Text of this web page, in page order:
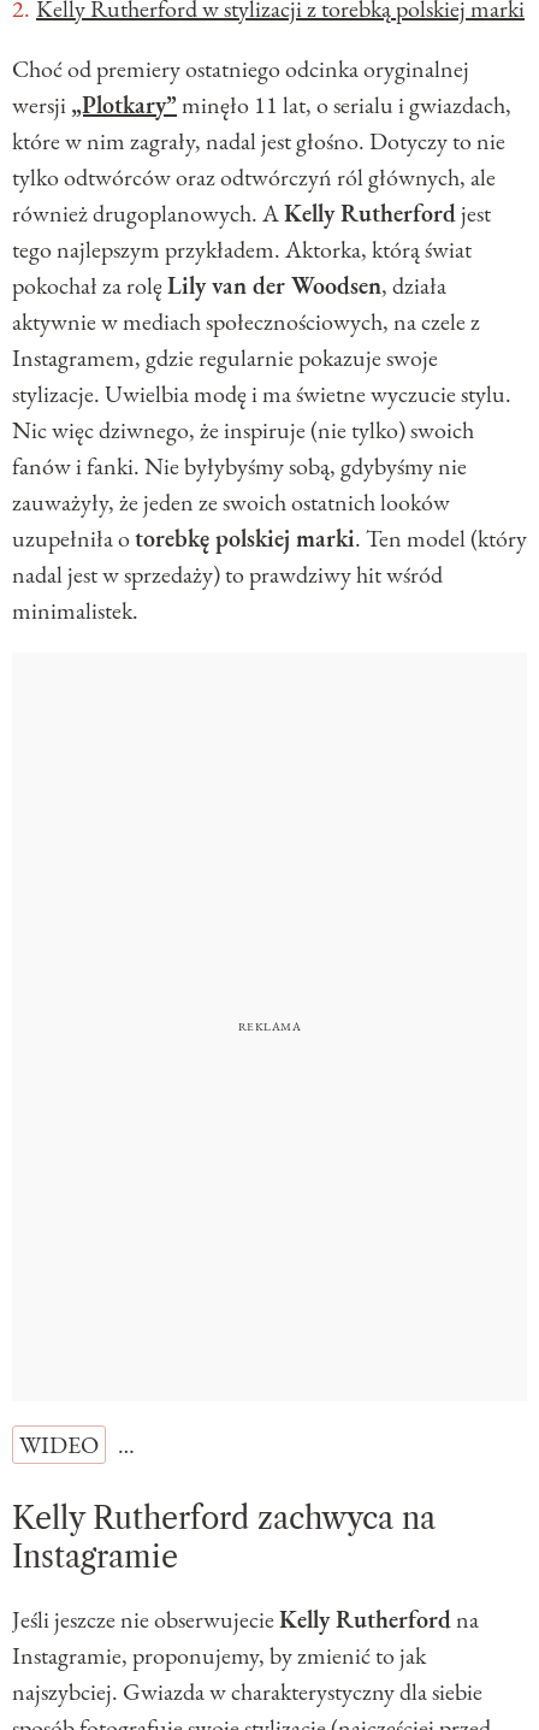
Kelly Rutherford w stylizacji z torebką polskiej marki
Choć od premiery ostatniego odcinka oryginalnej
wersji„Plotkary”minęło 11 lat, o serialu i gwiazdach,
które w nim zagrały, nadal jest głośno. Dotyczy to nie
tylko odtwórców oraz odtwórczyń ról głównych, ale
również drugoplanowych. AKelly Rutherfordjest
tego najlepszym przykładem. Aktorka, którą świat
pokochał za rolęLily van der Woodsen, działa
aktywnie w mediach społecznościowych, na czele z
Instagramem, gdzie regularnie pokazuje swoje
stylizacje. Uwielbia modę i ma świetne wyczucie stylu.
Nic więc dziwnego, że inspiruje (nie tylko) swoich
fanów i fanki. Nie byłybyśmy sobą, gdybyśmy nie
zauważyły, że jeden ze swoich ostatnich looków
uzupełniła otorebkę polskiej marki. Ten model (który
nadal jest w sprzedaży) to prawdziwy hit wśród
minimalistek.
WIDEO …
Kelly Rutherford zachwyca na
Instagramie
Jeśli jeszcze nie obserwujecieKelly Rutherfordna
Instagramie, proponujemy, by zmienić to jak
najszybciej. Gwiazda w charakterystyczny dla siebie